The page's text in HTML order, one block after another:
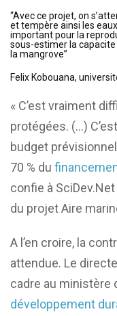
“Avec ce projet, on
et tempère ainsi les
important pour la
sous-estimer la
la mangrove”
Felix Kobouana,
« C’est vraiment
protégées. (…)
budget
70 % du
confie à
du projet Aire
A l’en croire, la
attendue. Le
cadre au ministère
développement